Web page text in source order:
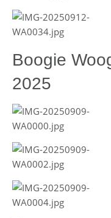
Boogie
2025